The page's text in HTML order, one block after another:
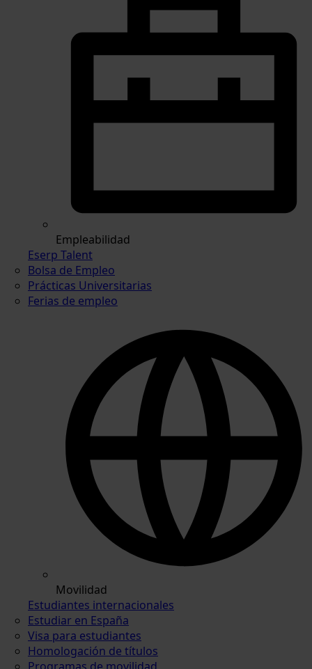
Empleabilidad
Eserp Talent
Bolsa de Empleo
Prácticas Universitarias
Ferias de empleo
Movilidad
Estudiantes internacionales
Estudiar en España
Visa para estudiantes
Homologación de títulos